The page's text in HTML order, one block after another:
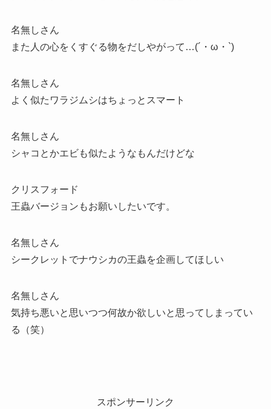
名無しさん
また人の心をくすぐる物をだしやがって…(´・ω・`)
名無しさん
よく似たワラジムシはちょっとスマート
名無しさん
シャコとかエビも似たようなもんだけどな
クリスフォード
王蟲バージョンもお願いしたいです。
名無しさん
シークレットでナウシカの王蟲を企画してほしい
名無しさん
気持ち悪いと思いつつ何故か欲しいと思ってしまってい
る（笑）
スポンサーリンク